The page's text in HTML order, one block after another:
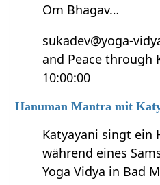
Om Bhagav…
sukadev@yoga-
and Peace through
10:00:00
Hanuman Mantra mit
Katyayani singt ein
während eines
Yoga Vidya in Bad